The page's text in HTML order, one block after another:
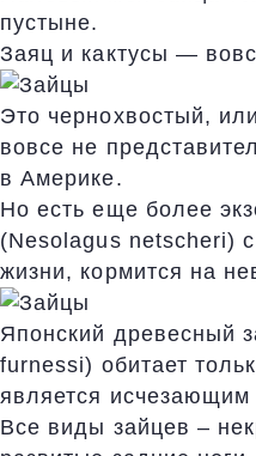
пустыне.
Заяц и кактусы —
Это чернохвостый,
вовсе не
в Америке.
Но есть еще более
(Nesolagus netscheri)
жизни, кормится на
Японский древесный
furnessi) обитает
является исчезающим
Все виды зайцев –